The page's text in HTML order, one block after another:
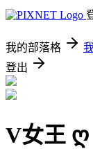
我的部落格
登出
V女王 ღ